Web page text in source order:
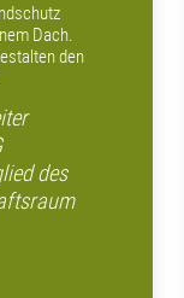
Dach.
den
des